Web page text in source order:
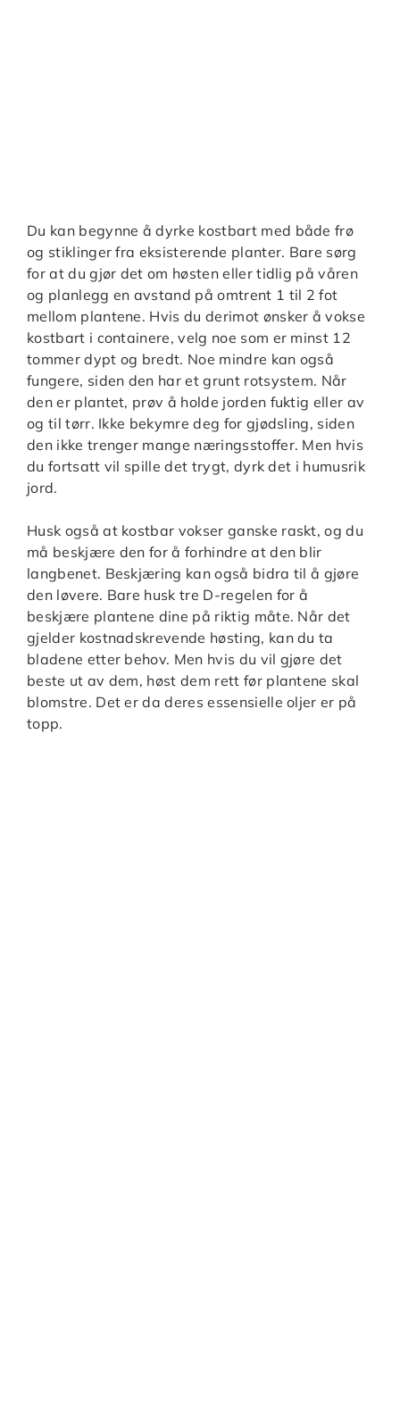
Du kan begynne å dyrke kostbart med både frø
og stiklinger fra eksisterende planter. Bare sørg
for at du gjør det om høsten eller tidlig på våren
og planlegg en avstand på omtrent 1 til 2 fot
mellom plantene. Hvis du derimot ønsker å vokse
kostbart i containere, velg noe som er minst 12
tommer dypt og bredt. Noe mindre kan også
fungere, siden den har et grunt rotsystem. Når
den er plantet, prøv å holde jorden fuktig eller av
og til tørr. Ikke bekymre deg for gjødsling, siden
den ikke trenger mange næringsstoffer. Men hvis
du fortsatt vil spille det trygt, dyrk det i humusrik
jord.
Husk også at kostbar vokser ganske raskt, og du
må beskjære den for å forhindre at den blir
langbenet. Beskjæring kan også bidra til å gjøre
den løvere. Bare husk tre D-regelen for å
beskjære plantene dine på riktig måte. Når det
gjelder kostnadskrevende høsting, kan du ta
bladene etter behov. Men hvis du vil gjøre det
beste ut av dem, høst dem rett før plantene skal
blomstre. Det er da deres essensielle oljer er på
topp.